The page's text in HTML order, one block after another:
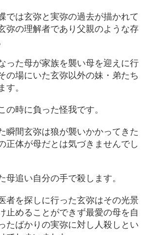
では玄弥と実弥の過去が描かれて
弥の理解者であり父親のような存
った母が家族を襲い母を迎えに行
の場にいた玄弥以外の妹・弟たち
す。
の時に負った怪我です。
瞬間玄弥は狼が襲いかかってきた
正体が母だとは気づきませんでし
母追い自分の手で殺します。
者を探しに行った玄弥はその光景
止めることができず最愛の母を自
たばかりの実弥に対し人殺しとい